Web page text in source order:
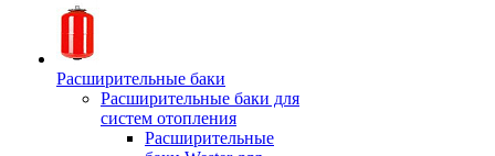
Расширительные баки
Расширительные баки для
систем отопления
Расширительные